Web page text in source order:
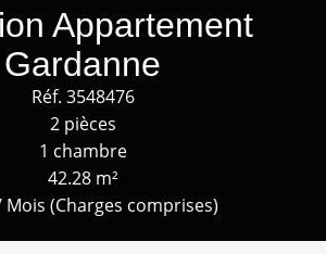
Appartement
Gardanne
Réf. 3548476
2 pièces
1 chambre
42.28 m²
Mois (Charges comprises)